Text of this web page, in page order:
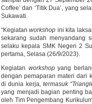
Coffee’ dan ‘Titik Dua’, yang
Sukawati.
“Kegiatanworkshop ini kita
sekarang sudah menyandang
selaku kepala SMK Negeri 2
pertama, Selasa (26/9/2023).
Kegiatan workshopyang
dengan pemaparan materi dari
di dunia kerja, termasuk
yang menjadi bagian penting
oleh Tim Pengembang